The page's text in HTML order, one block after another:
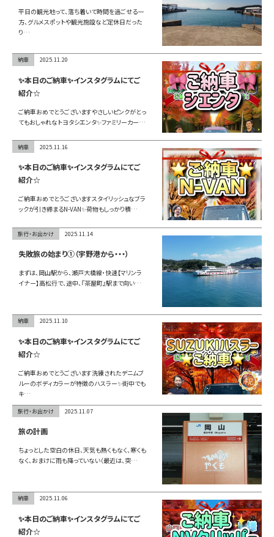
平日の観光地って、落ち着いて時間を過ごせる一
方、グルメスポットや観光施設など定休日だった
り…
納車 2025.11.20
✨本日のご納車✨インスタグラムにてご
紹介☆
ご納車おめでとうございますやさしいピンクがとっ
てもおしゃれなトヨタシエンタ✨ファミリーカー…
納車 2025.11.16
✨本日のご納車✨インスタグラムにてご
紹介☆
ご納車おめでとうございますスタイリッシュなブラ
ックが引き締まるN-VAN✨荷物もしっかり積…
旅行・お出かけ 2025.11.14
失敗旅の始まり①（宇野港から・・・）
まずは、岡山駅から、瀬戸大橋線・快速【マリンラ
イナー】高松行で、途中、『茶屋町』駅まで向い…
納車 2025.11.10
✨本日のご納車✨インスタグラムにてご
紹介☆
ご納車おめでとうございます洗練されたデニムブ
ルーのボディカラーが特徴のハスラー✨街中でも
キ…
旅行・お出かけ 2025.11.07
旅の計画
ちょっとした空白の休日、天気も熱くもなく、寒くも
なく、おまけに雨も降っていない（最近は、突…
納車 2025.11.06
✨本日のご納車✨インスタグラムにてご
紹介☆